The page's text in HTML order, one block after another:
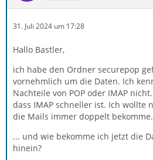
31. Juli 2024 um 17:28
Hallo Bastler,
ich habe den Ordner securepop
vornehmlich um die Daten. Ich
Nachteile von POP oder IMAP
dass IMAP schneller ist. Ich wollte
die Mails immer doppelt bekomme.
... und wie bekomme ich jetzt die
hinein?